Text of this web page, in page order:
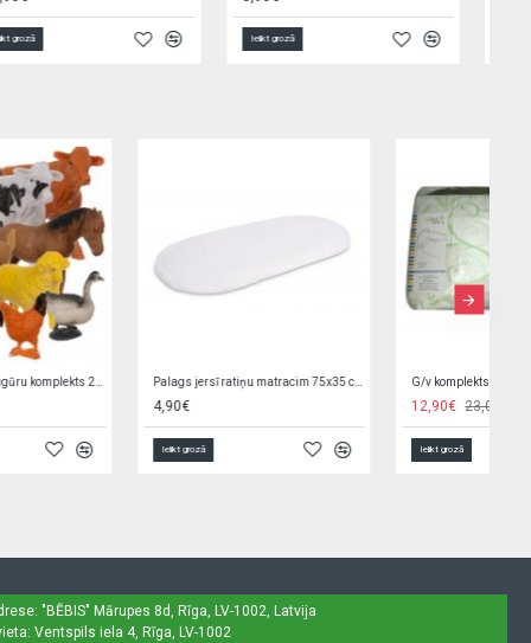
Ielikt grozā Ielikt grozā
Pidžama SWEETY BEAR 110 cm (9735)
Ielikt grozā
Rotaļlieta ar pīkstuli TRUSĪTIS 17 cm Tulilo 9240
Ielikt grozā
"BĒBIS" Mārupes 8d, Rīga, LV-1002, Latvija
Ventspils iela 4, Rīga, LV-1002